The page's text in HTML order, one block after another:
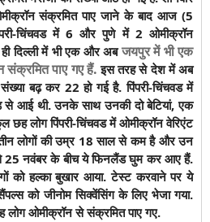
संक्रमित पाए जाने के बाद आज (5
चिंचवड में 6 और पुणे में 2 ओमीक्रॉन
दिल्ली में भी एक और अबजयपुर में भी एक
संक्रमित पाए गए हैं. इस तरह से देश में अब
संख्या बढ़ कर 22 हो गई है.पिंपरी-चिंचवड में
आई थी. उनके साथ उनकी दो बेटियां, एक
छह लोग पिंपरी-चिंचवड में ओमीक्रॉन वेरिएंट
लोगों की उम्र 18 साल से कम है और उन
25 नवंबर के बीच ये फिनलैंड घुम कर आए हैं.
को हल्का बुखार आया. टेस्ट करवाने पर ये
को जीनोम सिक्वेंसिंग के लिए भेजा गया.
ओमीक्रॉन से संक्रमित पाए गए.